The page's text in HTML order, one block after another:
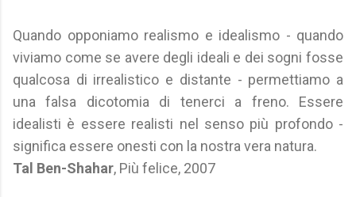
Quando opponiamo realismo e idealismo - quando
viviamo come se avere degli ideali e dei sogni fosse
qualcosa di irrealistico e distante - permettiamo a
una falsa dicotomia di tenerci a freno. Essere
idealisti è essere realisti nel senso più profondo -
significa essere onesti con la nostra vera natura.
Tal Ben-Shahar, Più felice, 2007